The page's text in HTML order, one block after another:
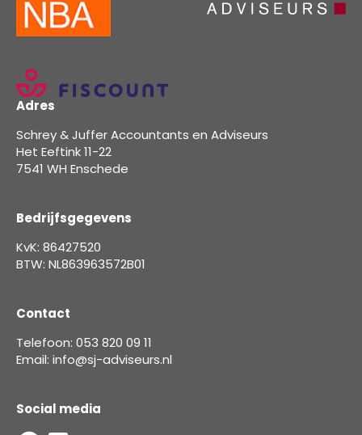
Adres
Schrey & Juffer Accountants en Adviseurs
Het Eeftink 11-22
7541 WH Enschede
Bedrijfsgegevens
KvK: 86427520
BTW: NL863963572B01
Contact
Telefoon: 053 820 09 11
Email: info@sj-adviseurs.nl
Social media